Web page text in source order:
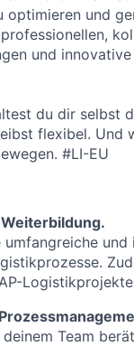
optimieren und
und
du dir selbst
flexibel. Und
#LI-EU
umfangreiche
Team